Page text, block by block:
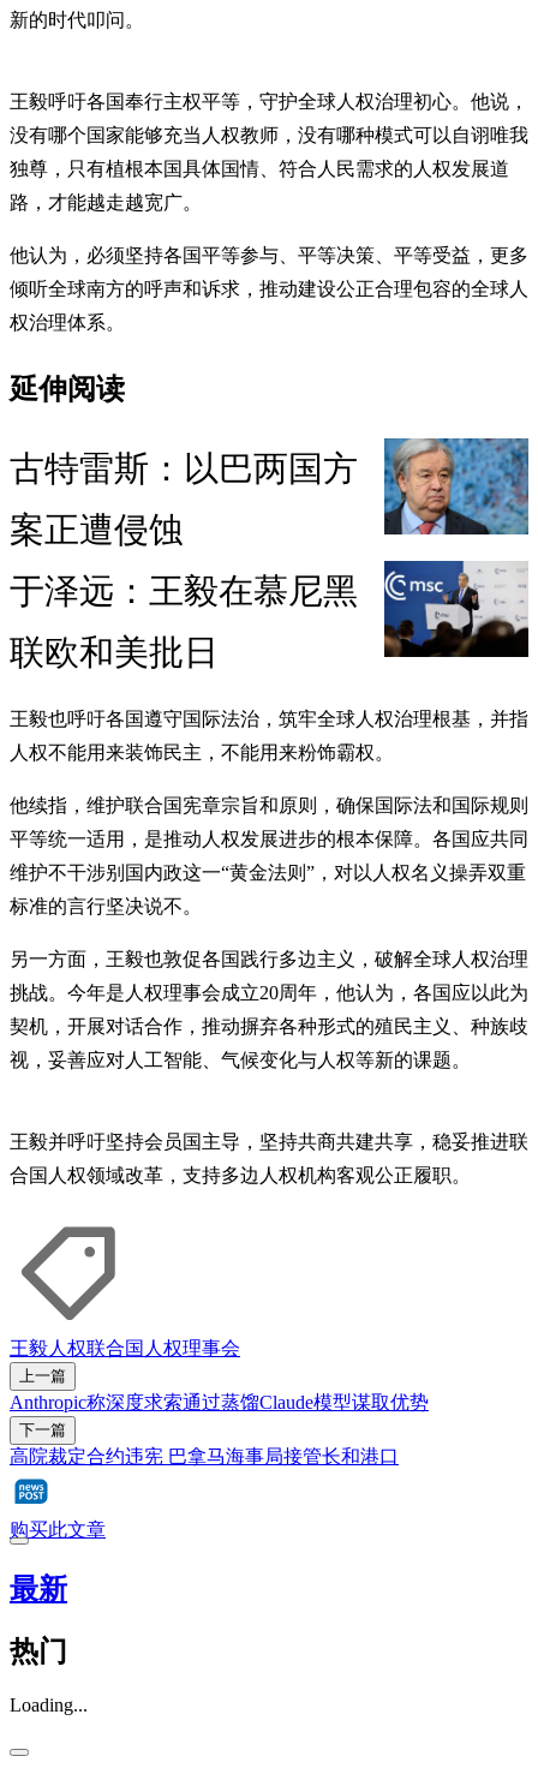
新的时代叩问。
王毅呼吁各国奉行主权平等，守护全球人权治理初心。他说，
没有哪个国家能够充当人权教师，没有哪种模式可以自诩唯我
独尊，只有植根本国具体国情、符合人民需求的人权发展道
路，才能越走越宽广。
他认为，必须坚持各国平等参与、平等决策、平等受益，更多
倾听全球南方的呼声和诉求，推动建设公正合理包容的全球人
权治理体系。
延伸阅读
古特雷斯：以巴两国方
案正遭侵蚀
于泽远：王毅在慕尼黑
联欧和美批日
王毅也呼吁各国遵守国际法治，筑牢全球人权治理根基，并指
人权不能用来装饰民主，不能用来粉饰霸权。
他续指，维护联合国宪章宗旨和原则，确保国际法和国际规则
平等统一适用，是推动人权发展进步的根本保障。各国应共同
维护不干涉别国内政这一“黄金法则”，对以人权名义操弄双重
标准的言行坚决说不。
另一方面，王毅也敦促各国践行多边主义，破解全球人权治理
挑战。今年是人权理事会成立20周年，他认为，各国应以此为
契机，开展对话合作，推动摒弃各种形式的殖民主义、种族歧
视，妥善应对人工智能、气候变化与人权等新的课题。
王毅并呼吁坚持会员国主导，坚持共商共建共享，稳妥推进联
合国人权领域改革，支持多边人权机构客观公正履职。
王毅人权联合国人权理事会
上一篇
Anthropic称深度求索通过蒸馏Claude模型谋取优势
下一篇
高院裁定合约违宪 巴拿马海事局接管长和港口
购买此文章
最新
热门
Loading...